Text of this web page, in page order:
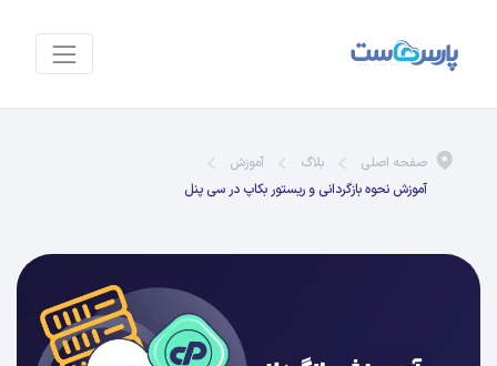
صفحه اصلی بلاگ
آموزش
آموزش نحوه بازگردانی و ریستور بکاپ در سی پنل